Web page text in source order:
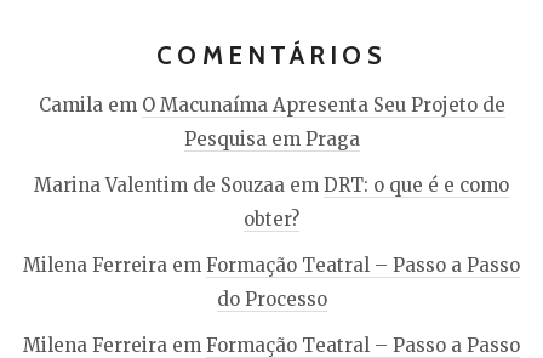
COMENTÁRIOS
Camilaem O Macunaíma Apresenta Seu Projeto de
Pesquisa em Praga
Marina Valentim de Souzaa em DRT: o que é e como
obter?
Milena Ferreira em Formação Teatral – Passo a Passo
do Processo
Milena Ferreira em Formação Teatral – Passo a Passo